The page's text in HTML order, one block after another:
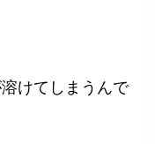
けてしまうんで